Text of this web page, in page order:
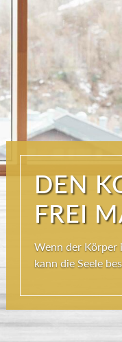
ÜBER
Schöner als im
so viel Himmel
leicht und die